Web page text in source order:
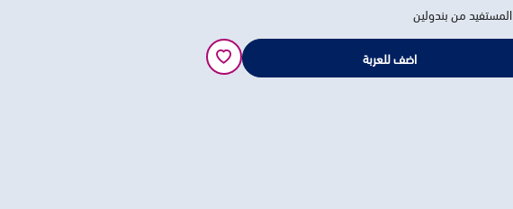
المستفيد من بندولين
اضف للعربة